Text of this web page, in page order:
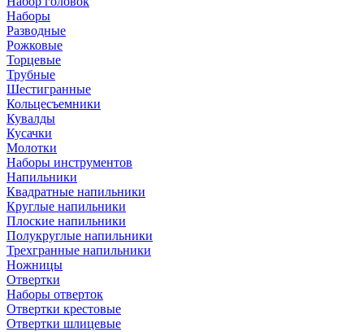
Наборы
Разводные
Рожковые
Торцевые
Трубные
Шестигранные
Кольцесъемники
Кувалды
Кусачки
Молотки
Наборы инструментов
Напильники
Квадратные напильники
Круглые напильники
Плоские напильники
Полукруглые напильники
Трехгранные напильники
Ножницы
Отвертки
Наборы отверток
Отвертки крестовые
Отвертки шлицевые